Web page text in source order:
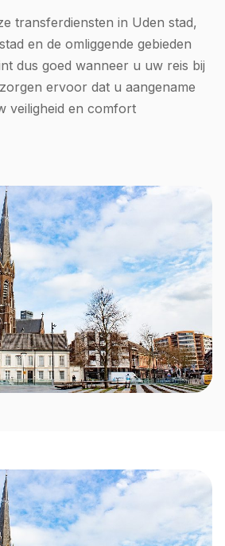
transferdiensten in Uden stad,
en de omliggende gebieden
dus goed wanneer u uw reis bij
ervoor dat u aangename
veiligheid en comfort